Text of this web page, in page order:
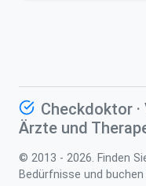
Checkdoktor
Ärzte und
© 2013 - 2026. Finden
Bedürfnisse und